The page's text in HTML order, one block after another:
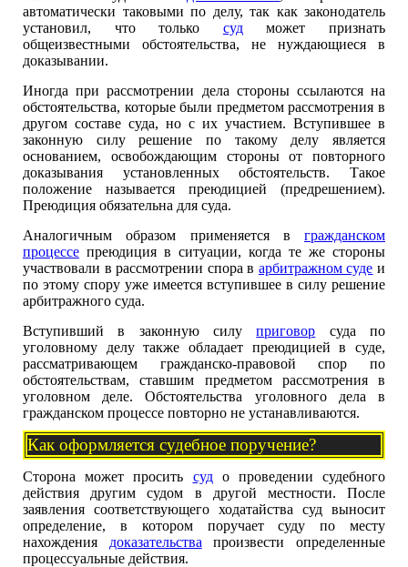
автоматически таковыми по делу, так как законодатель
установил, что только судможет признать
общеизвестными обстоятельства, не нуждающиеся в
доказывании.
Иногда при рассмотрении дела стороны ссылаются на
обстоятельства, которые были предметом рассмотрения в
другом составе суда, но с их участием. Вступившее в
законную силу решение по такому делу является
основанием, освобождающим стороны от повторного
доказывания установленных обстоятельств. Такое
положение называется преюдицией (предрешением).
Преюдиция обязательна для суда.
Аналогичным образом применяется в гражданском
процессе преюдиция в ситуации, когда те же стороны
участвовали в рассмотрении спора в арбитражном суде и
по этому спору уже имеется вступившее в силу решение
арбитражного суда.
Вступивший в законную силуприговор суда по
уголовному делу также обладает преюдицией в суде,
рассматривающем гражданско-правовой спор по
обстоятельствам, ставшим предметом рассмотрения в
уголовном деле. Обстоятельства уголовного дела в
гражданском процессе повторно не устанавливаются.
Как оформляется судебное поручение?
Сторона может просить судо проведении судебного
действия другим судом в другой местности. После
заявления соответствующего ходатайства суд выносит
определение, в котором поручает суду по месту
нахождения доказательства произвести определенные
процессуальные действия.